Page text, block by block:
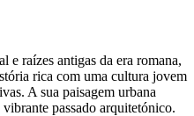
e raízes antigas da era romana,
rica com uma cultura jovem
A sua paisagem urbana
passado arquitetónico.